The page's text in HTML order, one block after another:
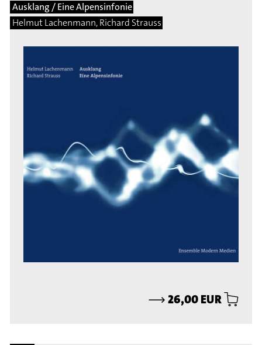
Ausklang / Eine Alpensinfonie
Helmut Lachenmann, Richard Strauss
⟶26,00 EUR